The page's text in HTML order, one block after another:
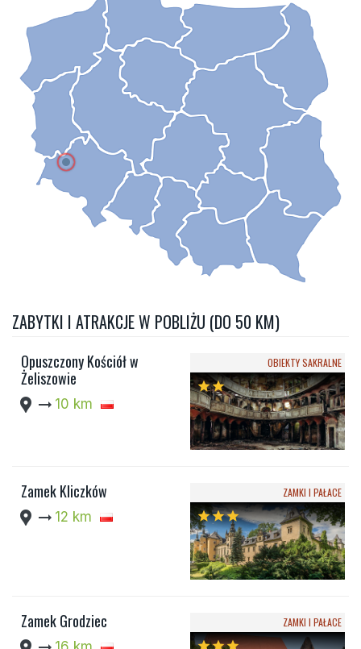
ZABYTKI I ATRAKCJE W POBLIŻU (DO 50 KM)
Opuszczony Kościół w
Żeliszowie
location_pin arrow_right_alt 10 km
OBIEKTY SAKRALNE
starstar
Zamek Kliczków
location_pin arrow_right_alt 12 km
ZAMKI I PAŁACE
starstarstar
Zamek Grodziec ZAMKI I PAŁACE
starstarstar